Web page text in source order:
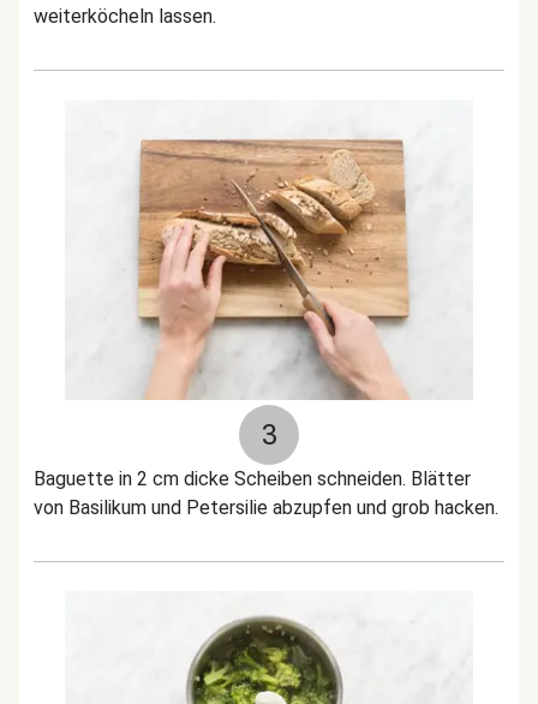
weiterköcheln lassen.
3
Baguette in 2 cm dicke Scheiben schneiden. Blätter
von Basilikum und Petersilie abzupfen und grob hacken.